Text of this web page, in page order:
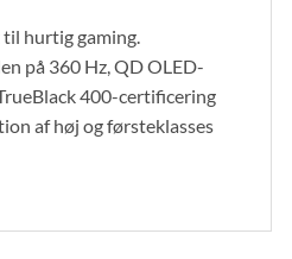
hurtig gaming.
på 360 Hz, QD OLED-
400-certificering
af høj og førsteklasses